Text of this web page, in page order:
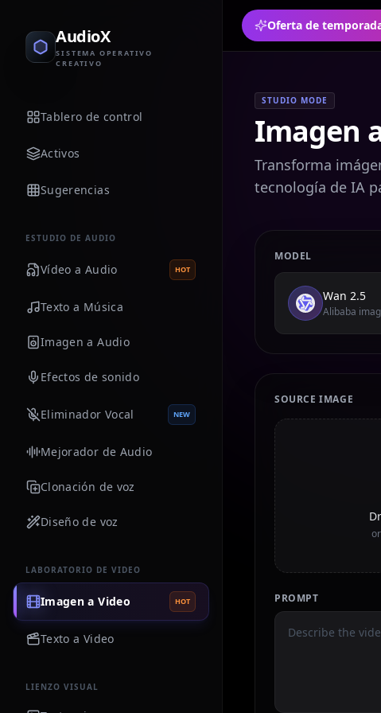
AudioX
SISTEMA OPERATIVO
CREATIVO
Tablero de control
Activos
Sugerencias
ESTUDIO DE AUDIO
Vídeo a Audio HOT
Texto a Música
Imagen a Audio
Efectos de sonido
Eliminador Vocal NEW
Mejorador de Audio
Clonación de voz
Diseño de voz
LABORATORIO DE VIDEO
Imagen a Video HOT
Texto a Video
LIENZO VISUAL
STUDIO MODE
Imagen
Transforma
tecnología de IA
MODEL
Wan 2.5
Alibaba
SOURCE IMAGE
PROMPT